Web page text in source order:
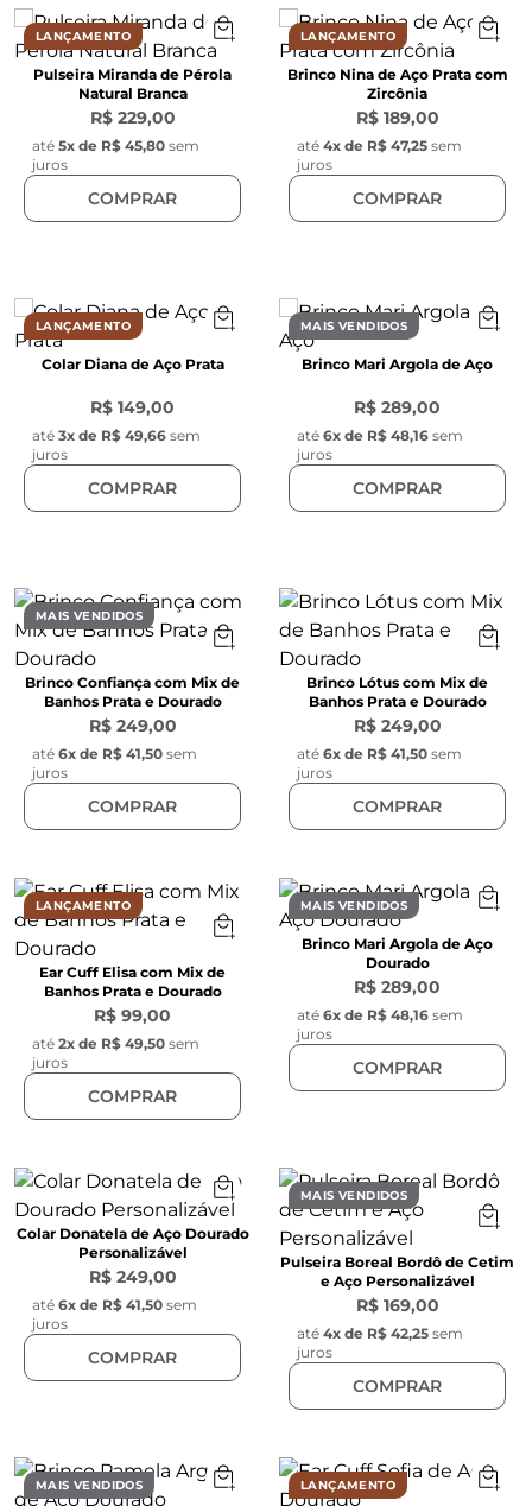
LANÇAMENTO
Pulseira Miranda de Pérola
Natural Branca
R$ 229,00
até 5x de R$ 45,80 sem
juros
COMPRAR
LANÇAMENTO
Brinco Nina de Aço Prata com
Zircônia
R$ 189,00
até 4x de R$ 47,25 sem
juros
COMPRAR
LANÇAMENTO
Colar Diana de Aço Prata
R$ 149,00
até 3x de R$ 49,66 sem
juros
COMPRAR
MAIS VENDIDOS
Brinco Mari Argola de Aço
R$ 289,00
até 6x de R$ 48,16 sem
juros
COMPRAR
MAIS VENDIDOS
Brinco Confiança com Mix de
Banhos Prata e Dourado
R$ 249,00
até 6x de R$ 41,50 sem
juros
COMPRAR
Brinco Lótus com Mix de
Banhos Prata e Dourado
R$ 249,00
até 6x de R$ 41,50 sem
juros
COMPRAR
LANÇAMENTO
Ear Cuff Elisa com Mix de
Banhos Prata e Dourado
R$ 99,00
até 2x de R$ 49,50 sem
juros
COMPRAR
MAIS VENDIDOS
Brinco Mari Argola de Aço
Dourado
R$ 289,00
até 6x de R$ 48,16 sem
juros
COMPRAR
Colar Donatela de Aço Dourado
Personalizável
R$ 249,00
até 6x de R$ 41,50 sem
juros
COMPRAR
MAIS VENDIDOS
Pulseira Boreal Bordô de Cetim
e Aço Personalizável
R$ 169,00
até 4x de R$ 42,25 sem
juros
COMPRAR
MAIS VENDIDOS LANÇAMENTO